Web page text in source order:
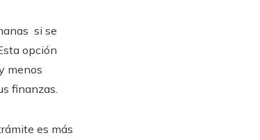
si se
opción
menos
finanzas.
es más